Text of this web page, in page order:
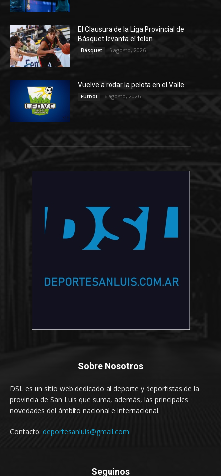
El Clausura de la Liga Provincial de
Básquet levanta el telón
Básquet 6 agosto, 2026
Vuelve a rodar la pelota en el Valle
Fútbol 6 agosto, 2026
Sobre Nosotros
DSL es un sitio web dedicado al deporte y deportistas de la
provincia de San Luis que suma, además, las principales
novedades del ámbito nacional e internacional.
Contacto: deportesanluis@gmail.com
Seguinos